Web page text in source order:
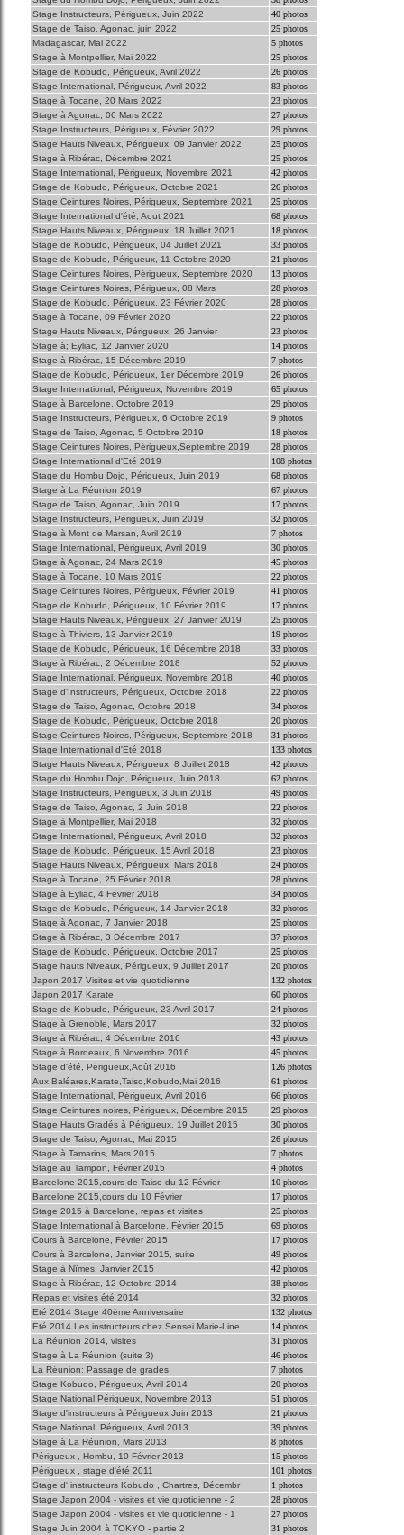
Stage Instructeurs, Périgueux, Juin 2022
40 photos
Stage de Taiso, Agonac, juin 2022
25 photos
Madagascar, Mai 2022
5 photos
Stage à Montpellier, Mai 2022
25 photos
Stage de Kobudo, Périgueux, Avril 2022
26 photos
Stage International, Périgueux, Avril 2022
83 photos
Stage à Tocane, 20 Mars 2022
23 photos
Stage à Agonac, 06 Mars 2022
27 photos
Stage Instructeurs, Périgueux, Février 2022
29 photos
Stage Hauts Niveaux, Périgueux, 09 Janvier 2022
25 photos
Stage à Ribérac, Décembre 2021
25 photos
Stage International, Périgueux, Novembre 2021
42 photos
Stage de Kobudo, Périgueux, Octobre 2021
26 photos
Stage Ceintures Noires, Périgueux, Septembre 2021
25 photos
Stage International d'été, Aout 2021
68 photos
Stage Hauts Niveaux, Périgueux, 18 Juillet 2021
18 photos
Stage de Kobudo, Périgueux, 04 Juillet 2021
33 photos
Stage de Kobudo, Périgueux, 11 Octobre 2020
21 photos
Stage Ceintures Noires, Périgueux, Septembre 2020
13 photos
Stage Ceintures Noires, Périgueux, 08 Mars
28 photos
Stage de Kobudo, Périgueux, 23 Février 2020
28 photos
Stage à Tocane, 09 Février 2020
22 photos
Stage Hauts Niveaux, Périgueux, 26 Janvier
23 photos
Stage à; Eyliac, 12 Janvier 2020
14 photos
Stage à Ribérac, 15 Décembre 2019
7 photos
Stage de Kobudo, Périgueux, 1er Décembre 2019
26 photos
Stage International, Périgueux, Novembre 2019
65 photos
Stage à Barcelone, Octobre 2019
29 photos
Stage Instructeurs, Périgueux, 6 Octobre 2019
9 photos
Stage de Taiso, Agonac, 5 Octobre 2019
18 photos
Stage Ceintures Noires, Périgueux,Septembre 2019
28 photos
Stage International d'Eté 2019
108 photos
Stage du Hombu Dojo, Périgueux, Juin 2019
68 photos
Stage à La Réunion 2019
67 photos
Stage de Taiso, Agonac, Juin 2019
17 photos
Stage Instructeurs, Périgueux, Juin 2019
32 photos
Stage à Mont de Marsan, Avril 2019
7 photos
Stage International, Périgueux, Avril 2019
30 photos
Stage à Agonac, 24 Mars 2019
45 photos
Stage à Tocane, 10 Mars 2019
22 photos
Stage Ceintures Noires, Périgueux, Février 2019
41 photos
Stage de Kobudo, Périgueux, 10 Février 2019
17 photos
Stage Hauts Niveaux, Périgueux, 27 Janvier 2019
25 photos
Stage à Thiviers, 13 Janvier 2019
19 photos
Stage de Kobudo, Périgueux, 16 Décembre 2018
33 photos
Stage à Ribérac, 2 Décembre 2018
52 photos
Stage International, Périgueux, Novembre 2018
40 photos
Stage d'Instructeurs, Périgueux, Octobre 2018
22 photos
Stage de Taiso, Agonac, Octobre 2018
34 photos
Stage de Kobudo, Périgueux, Octobre 2018
20 photos
Stage Ceintures Noires, Périgueux, Septembre 2018
31 photos
Stage International d'Eté 2018
133 photos
Stage Hauts Niveaux, Périgueux, 8 Juillet 2018
42 photos
Stage du Hombu Dojo, Périgueux, Juin 2018
62 photos
Stage Instructeurs, Périgueux, 3 Juin 2018
49 photos
Stage de Taiso, Agonac, 2 Juin 2018
22 photos
Stage à Montpellier, Mai 2018
32 photos
Stage International, Périgueux, Avril 2018
32 photos
Stage de Kobudo, Périgueux, 15 Avril 2018
23 photos
Stage Hauts Niveaux, Périgueux, Mars 2018
24 photos
Stage à Tocane, 25 Février 2018
28 photos
Stage à Eyliac, 4 Février 2018
34 photos
Stage de Kobudo, Périgueux, 14 Janvier 2018
32 photos
Stage à Agonac, 7 Janvier 2018
25 photos
Stage à Ribérac, 3 Décembre 2017
37 photos
Stage de Kobudo, Périgueux, Octobre 2017
25 photos
Stage hauts Niveaux, Périgueux, 9 Juillet 2017
20 photos
Japon 2017 Visites et vie quotidienne
132 photos
Japon 2017 Karate
60 photos
Stage de Kobudo, Périgueux, 23 Avril 2017
24 photos
Stage à Grenoble, Mars 2017
32 photos
Stage à Ribérac, 4 Décembre 2016
43 photos
Stage à Bordeaux, 6 Novembre 2016
45 photos
Stage d'été, Périgueux,Août 2016
126 photos
Aux Baléares,Karate,Taiso,Kobudo,Mai 2016
61 photos
Stage International, Périgueux, Avril 2016
66 photos
Stage Ceintures noires, Périgueux, Décembre 2015
29 photos
Stage Hauts Gradés à Périgueux, 19 Juillet 2015
30 photos
Stage de Taiso, Agonac, Mai 2015
26 photos
Stage à Tamarins, Mars 2015
7 photos
Stage au Tampon, Février 2015
4 photos
Barcelone 2015,cours de Taiso du 12 Février
10 photos
Barcelone 2015,cours du 10 Février
17 photos
Stage 2015 à Barcelone, repas et visites
25 photos
Stage International à Barcelone, Février 2015
69 photos
Cours à Barcelone, Février 2015
17 photos
Cours à Barcelone, Janvier 2015, suite
49 photos
Stage à Nîmes, Janvier 2015
42 photos
Stage à Ribérac, 12 Octobre 2014
38 photos
Repas et visites été 2014
32 photos
Eté 2014 Stage 40ème Anniversaire
132 photos
Eté 2014 Les instructeurs chez Sensei Marie-Line
14 photos
La Réunion 2014, visites
31 photos
Stage à La Réunion (suite 3)
46 photos
La Réunion: Passage de grades
7 photos
Stage Kobudo, Périgueux, Avril 2014
20 photos
Stage National Périgueux, Novembre 2013
51 photos
Stage d'instructeurs à Périgueux,Juin 2013
21 photos
Stage National, Périgueux, Avril 2013
39 photos
Stage à La Réunion, Mars 2013
8 photos
Périgueux , Hombu, 10 Février 2013
15 photos
Périgueux , stage d'été 2011
101 photos
Stage d' instructeurs Kobudo , Chartres, Décembr
1 photos
Stage Japon 2004 - visites et vie quotidienne - 2
28 photos
Stage Japon 2004 - visites et vie quotidienne - 1
27 photos
Stage Juin 2004 à TOKYO - partie 2
31 photos